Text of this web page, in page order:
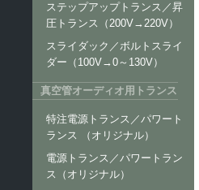
ステップアップトランス／昇
圧トランス（200V→220V）
スライダック／ボルトスライ
ダー（100V→0～130V）
真空管オーディオ用トランス
特注電源トランス／パワート
ランス （オリジナル）
電源トランス／パワートラン
ス（オリジナル）